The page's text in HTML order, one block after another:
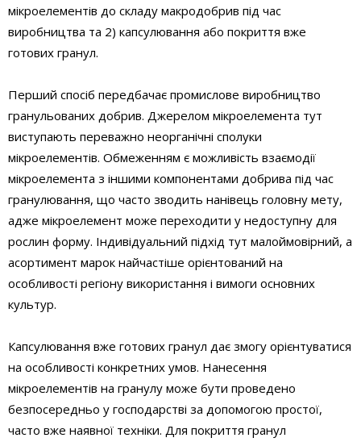
мікроелементів до складу макродобрив під час
виробництва та 2) капсулювання або покриття вже
готових гранул.
Перший спосіб передбачає промислове виробництво
гранульованих добрив. Джерелом мікроелемента тут
виступають переважно неорганічні сполуки
мікроелементів. Обмеженням є можливість взаємодії
мікроелемента з іншими компонентами добрива під час
гранулювання, що часто зводить нанівець головну мету,
адже мікроелемент може переходити у недоступну для
рослин форму. Індивідуальний підхід тут малоймовірний, а
асортимент марок найчастіше орієнтований на
особливості регіону використання і вимоги основних
культур.
Капсулювання вже готових гранул дає змогу орієнтуватися
на особливості конкретних умов. Нанесення
мікроелементів на гранулу може бути проведено
безпосередньо у господарстві за допомогою простої,
часто вже наявної техніки. Для покриття гранул